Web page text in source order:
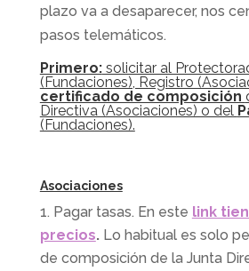
plazo va a desaparecer, nos
pasos telemáticos.
Primero:solicitar al
(Fundaciones), Registro
certificado de composición
Directiva (Asociaciones) o del
(Fundaciones).
Asociaciones
Pagar tasas. En este link
precios. Lo habitual es solo
de composición de la Junta